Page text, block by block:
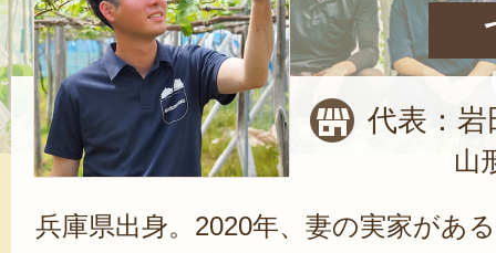
代表：岩
山
兵庫県出身。2020年、妻の実家があ